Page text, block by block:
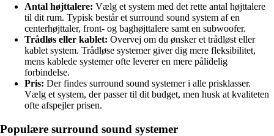
Antal højttalere: Vælg et system med det rette antal højttalere
til dit rum. Typisk består et surround sound system af en
centerhøjttaler, front- og baghøjttalere samt en subwoofer.
Trådløs eller kablet: Overvej om du ønsker et trådløst eller
kablet system. Trådløse systemer giver dig mere fleksibilitet,
mens kablede systemer ofte leverer en mere pålidelig
forbindelse.
Pris: Der findes surround sound systemer i alle prisklasser.
Vælg et system, der passer til dit budget, men husk at kvaliteten
ofte afspejler prisen.
Populære surround sound systemer